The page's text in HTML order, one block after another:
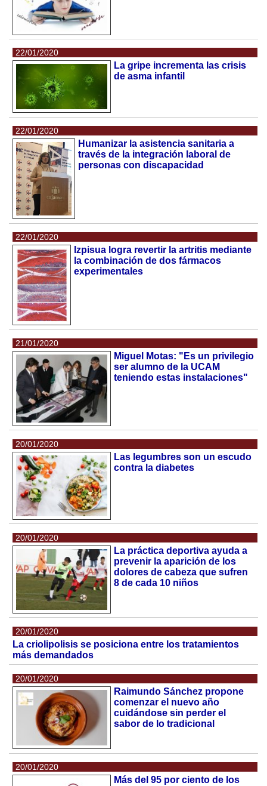
22/01/2020
La gripe incrementa las crisis
de asma infantil
22/01/2020
Humanizar la asistencia sanitaria a
través de la integración laboral de
personas con discapacidad
22/01/2020
Izpisua logra revertir la artritis mediante
la combinación de dos fármacos
experimentales
21/01/2020
Miguel Motas: "Es un privilegio
ser alumno de la UCAM
teniendo estas instalaciones"
20/01/2020
Las legumbres son un escudo
contra la diabetes
20/01/2020
La práctica deportiva ayuda a
prevenir la aparición de los
dolores de cabeza que sufren
8 de cada 10 niños
20/01/2020
La criolipolisis se posiciona entre los tratamientos
más demandados
20/01/2020
Raimundo Sánchez propone
comenzar el nuevo año
cuidándose sin perder el
sabor de lo tradicional
20/01/2020
Más del 95 por ciento de los